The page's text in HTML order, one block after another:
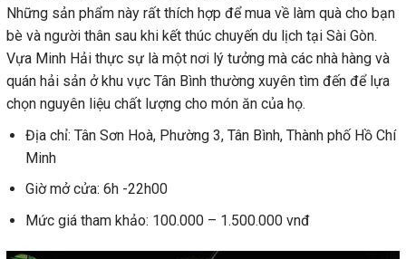
Những sản phẩm này rất thích hợp để mua về làm quà cho bạn
bè và người thân sau khi kết thúc chuyến du lịch tại Sài Gòn.
Vựa Minh Hải thực sự là một nơi lý tưởng mà các nhà hàng và
quán hải sản ở khu vực Tân Bình thường xuyên tìm đến để lựa
chọn nguyên liệu chất lượng cho món ăn của họ.
Địa chỉ: Tân Sơn Hoà, Phường 3, Tân Bình, Thành phố Hồ Chí
Minh
Giờ mở cửa: 6h -22h00
Mức giá tham khảo: 100.000 – 1.500.000 vnđ